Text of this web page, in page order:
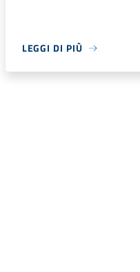
LEGGI DI PIÙ